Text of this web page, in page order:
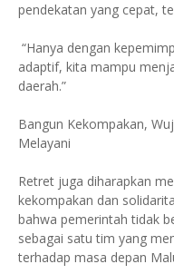
pendekatan yang cepat,
“Hanya dengan
adaptif, kita mampu
daerah.”
Bangun Kekompakan,
Melayani
Retret juga diharapkan
kekompakan dan
bahwa pemerintah tidak
sebagai satu tim yang
terhadap masa depan